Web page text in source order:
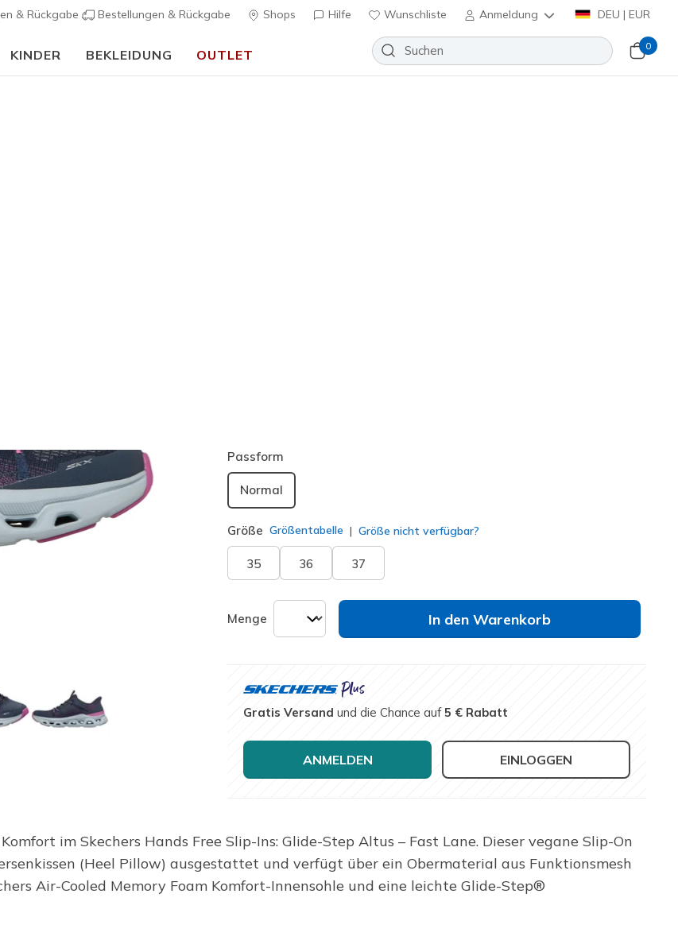
& Rückgabe Bestellungen & Rückgabe Shops Hilfe Wunschliste Anmeldung DEU | EUR
KINDER BEKLEIDUNG OUTLET
0
Passform
Normal
Größe Größentabelle Größe nicht verfügbar?
35 36 37
Menge In den Warenkorb
Gratis Versand und die Chance auf5 € Rabatt
ANMELDEN EINLOGGEN
im Skechers Hands Free Slip-Ins: Glide-Step Altus – Fast Lane. Dieser vegane Slip-On
(Heel Pillow) ausgestattet und verfügt über ein Obermaterial aus Funktionsmesh
Air-Cooled Memory Foam Komfort-Innensohle und eine leichte Glide-Step®